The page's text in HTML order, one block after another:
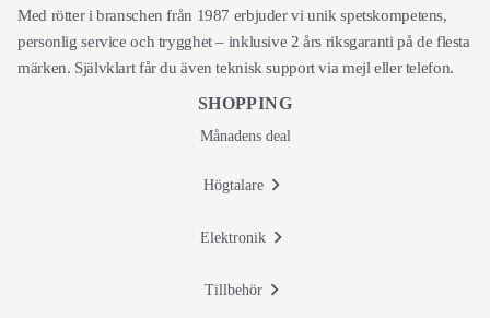
Med rötter i branschen från 1987 erbjuder vi unik spetskompetens,
personlig service och trygghet – inklusive 2 års riksgaranti på de flesta
märken. Självklart får du även teknisk support via mejl eller telefon.
SHOPPING
Månadens deal
Högtalare
Elektronik
Tillbehör